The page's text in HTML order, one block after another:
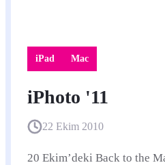
iPad Mac
iPhoto '11
22 Ekim 2010
20 Ekim’deki Back to the